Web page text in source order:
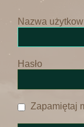
Nazwa
Hasło
Zapamiętaj